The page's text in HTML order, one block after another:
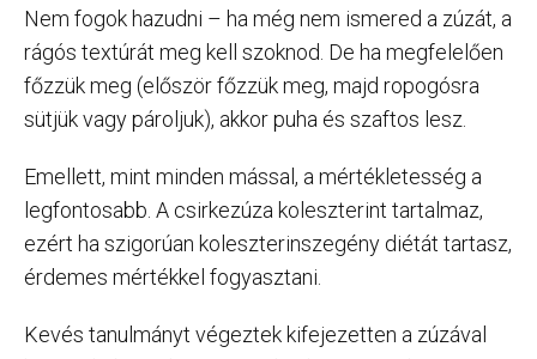
Nem fogok hazudni – ha még nem ismered a zúzát, a
rágós textúrát meg kell szoknod. De ha megfelelően
főzzük meg (először főzzük meg, majd ropogósra
sütjük vagy pároljuk), akkor puha és szaftos lesz.
Emellett, mint minden mással, a mértékletesség a
legfontosabb. A csirkezúza koleszterint tartalmaz,
ezért ha szigorúan koleszterinszegény diétát tartasz,
érdemes mértékkel fogyasztani.
Kevés tanulmányt végeztek kifejezetten a zúzával